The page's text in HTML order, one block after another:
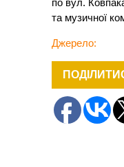
по вул.
та музичної
Джерело: